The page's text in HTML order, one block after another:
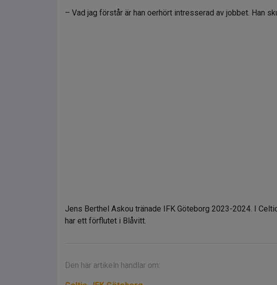
– Vad jag förstår är han oerhört intresserad av jobbet. Han
Jens Berthel Askou tränade IFK Göteborg 2023-2024. I
har ett förflutet i Blåvitt.
Den här artikeln handlar om: